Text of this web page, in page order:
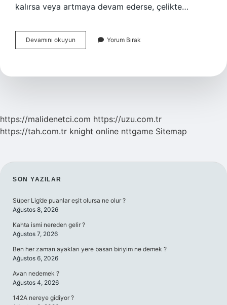
kalırsa veya artmaya devam ederse, çelikte…
Devamını okuyun Malzemede
Akma
Yorum Bırak
https://malidenetci.com https://uzu.com.tr
https://tah.com.tr knight online nttgame Sitemap
SIDEBAR
SON YAZILAR
Süper Lig’de puanlar eşit olursa ne olur ?
Ağustos 8, 2026
Kahta ismi nereden gelir ?
Ağustos 7, 2026
Ben her zaman ayakları yere basan biriyim ne demek ?
Ağustos 6, 2026
Avan nedemek ?
Ağustos 4, 2026
142A nereye gidiyor ?